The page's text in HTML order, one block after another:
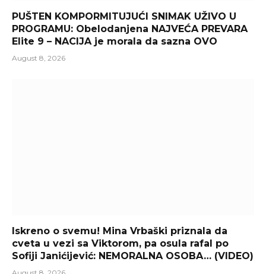
PUŠTEN KOMPORMITUJUĆI SNIMAK UŽIVO U
PROGRAMU: Obelodanjena NAJVEĆA PREVARA
Elite 9 – NACIJA je morala da sazna OVO
August 8, 2026
Iskreno o svemu! Mina Vrbaški priznala da
cveta u vezi sa Viktorom, pa osula rafal po
Sofiji Janićijević: NEMORALNA OSOBA… (VIDEO)